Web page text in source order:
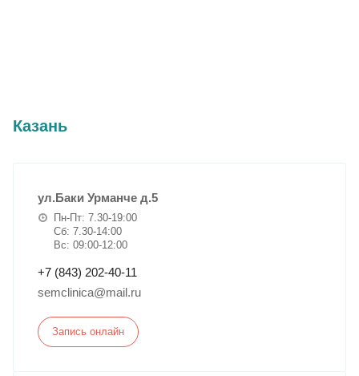
Казань
ул.Баки Урманче д.5
Пн-Пт: 7.30-19:00
Сб: 7.30-14:00
Вс: 09:00-12:00
+7 (843) 202-40-11
semclinica@mail.ru
Запись онлайн